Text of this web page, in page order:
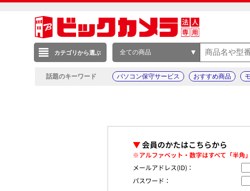
カテゴリから選ぶ 全ての商品
話題のキーワード パソコン保守サービス おすすめ商品
▼会員のかたはこちらから
※アルファベット・数字はすべて「半角
メールアドレス(ID)：
パスワード：